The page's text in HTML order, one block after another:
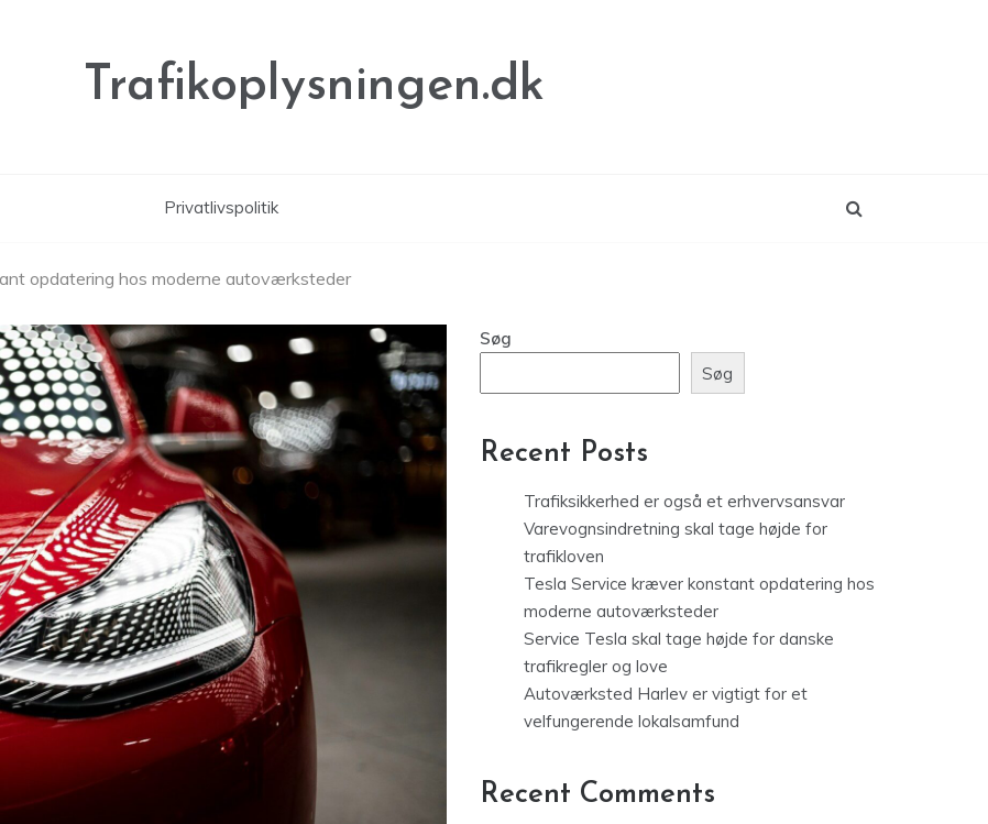
Trafikoplysningen.dk
Privatlivspolitik
opdatering hos moderne autoværksteder
Søg
Søg
Recent Posts
Trafiksikkerhed er også et erhvervsansvar
Varevognsindretning skal tage højde for
trafikloven
Tesla Service kræver konstant opdatering hos
moderne autoværksteder
Service Tesla skal tage højde for danske
trafikregler og love
Autoværksted Harlev er vigtigt for et
velfungerende lokalsamfund
Recent Comments